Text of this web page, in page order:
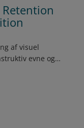
af visuel
evne og